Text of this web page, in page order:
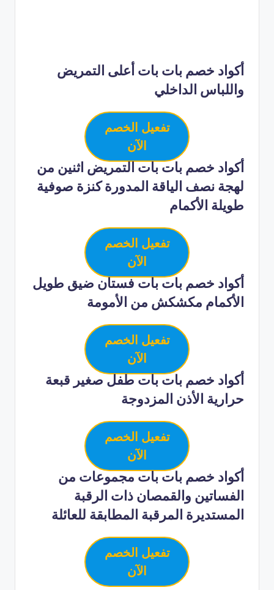
أكواد خصم بات بات أعلى التمريض
واللباس الداخلي
تفعيل الخصم
الآن
أكواد خصم بات بات التمريض اثنين من
لهجة نصف الياقة المدورة كنزة صوفية
طويلة الأكمام
تفعيل الخصم
الآن
أكواد خصم بات بات فستان ضيق طويل
الأكمام مكشكش من الأمومة
تفعيل الخصم
الآن
أكواد خصم بات بات طفل صغير قبعة
حرارية الأذن المزدوجة
تفعيل الخصم
الآن
أكواد خصم بات بات مجموعات من
الفساتين والقمصان ذات الرقبة
المستديرة المرقبة المطابقة للعائلة
تفعيل الخصم
الآن